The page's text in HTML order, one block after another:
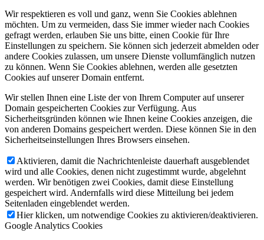
Wir respektieren es voll und ganz, wenn Sie Cookies ablehnen
möchten. Um zu vermeiden, dass Sie immer wieder nach Cookies
gefragt werden, erlauben Sie uns bitte, einen Cookie für Ihre
Einstellungen zu speichern. Sie können sich jederzeit abmelden oder
andere Cookies zulassen, um unsere Dienste vollumfänglich nutzen
zu können. Wenn Sie Cookies ablehnen, werden alle gesetzten
Cookies auf unserer Domain entfernt.
Wir stellen Ihnen eine Liste der von Ihrem Computer auf unserer
Domain gespeicherten Cookies zur Verfügung. Aus
Sicherheitsgründen können wie Ihnen keine Cookies anzeigen, die
von anderen Domains gespeichert werden. Diese können Sie in den
Sicherheitseinstellungen Ihres Browsers einsehen.
Aktivieren, damit die Nachrichtenleiste dauerhaft ausgeblendet
wird und alle Cookies, denen nicht zugestimmt wurde, abgelehnt
werden. Wir benötigen zwei Cookies, damit diese Einstellung
gespeichert wird. Andernfalls wird diese Mitteilung bei jedem
Seitenladen eingeblendet werden.
Hier klicken, um notwendige Cookies zu aktivieren/deaktivieren.
Google Analytics Cookies